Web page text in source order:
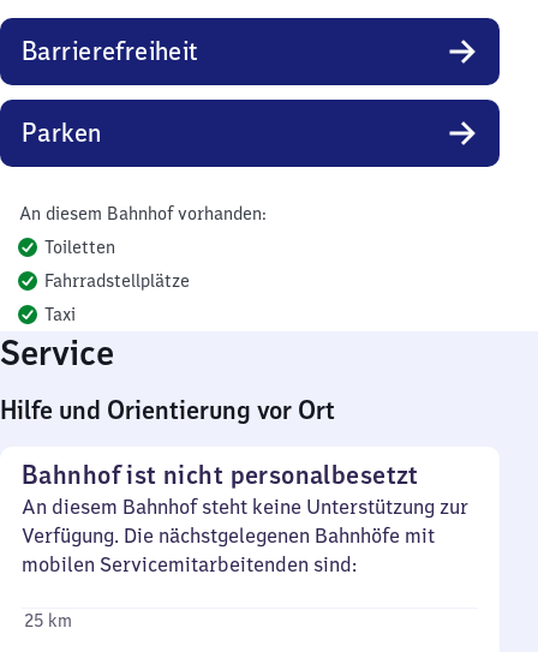
Barrierefreiheit
Parken
An diesem Bahnhof vorhanden:
Toiletten
Fahrradstellplätze
Taxi
Service
Hilfe und Orientierung vor Ort
Bahnhof ist nicht personalbesetzt
An diesem Bahnhof steht keine Unterstützung zur
Verfügung. Die nächstgelegenen Bahnhöfe mit
mobilen Servicemitarbeitenden sind:
25 km